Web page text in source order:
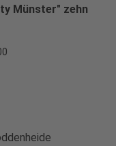
Münster" zehn